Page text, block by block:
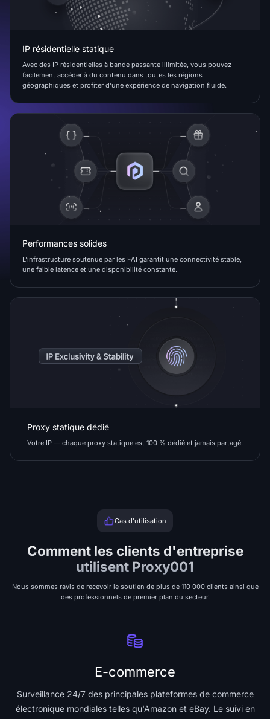
IP résidentielle statique
Avec des IP résidentielles à bande passante illimitée, vous pouvez
facilement accéder à du contenu dans toutes les régions
géographiques et profiter d'une expérience de navigation fluide.
Performances solides
L'infrastructure soutenue par les FAI garantit une connectivité stable,
une faible latence et une disponibilité constante.
Proxy statique dédié
Votre IP — chaque proxy statique est 100 % dédié et jamais partagé.
Cas d'utilisation
Comment les clients d'entreprise
utilisent Proxy001
Nous sommes ravis de recevoir le soutien de plus de 110 000 clients ainsi que
des professionnels de premier plan du secteur.
E-commerce
Surveillance 24/7 des principales plateformes de commerce
électronique mondiales telles qu'Amazon et eBay. Le suivi en